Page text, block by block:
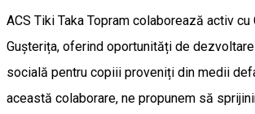
ACS Tiki Taka Topram colaborează activ cu
Gușterița, oferind oportunități de
socială pentru copiii proveniți din medii
această colaborare, ne propunem să